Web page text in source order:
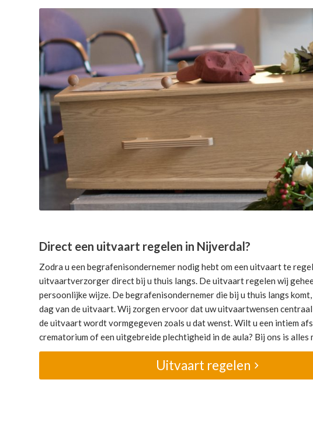
Direct een uitvaart regelen in Nijverdal?
Zodra u een begrafenisondernemer nodig hebt om een uitvaart te
uitvaartverzorger direct bij u thuis langs. De uitvaart regelen wij
persoonlijke wijze. De begrafenisondernemer die bij u thuis langs
dag van de uitvaart. Wij zorgen ervoor dat uw uitvaartwensen
de uitvaart wordt vormgegeven zoals u dat wenst. Wilt u een intiem
crematorium of een uitgebreide plechtigheid in de aula? Bij ons is alles
Uitvaart regelen